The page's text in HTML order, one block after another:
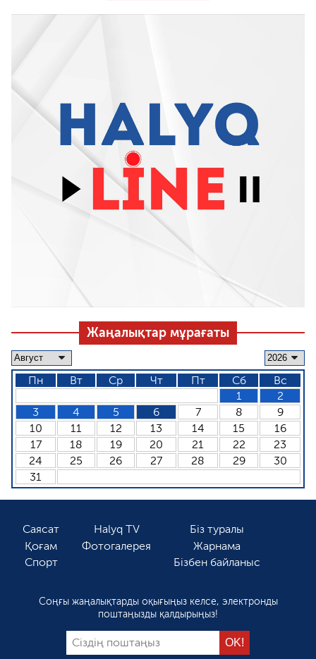
Жаңалықтар мұрағаты
Пн Вт Ср Чт Пт Сб
Вс
1
2
3
4 5 6 7 8
9
10
11 12 13 14 15
16
17
18 19 20 21 22
23
24
25 26 27 28 29
30
31
Саясат
Қоғам
Спорт
Halyq TV
Фотогалерея
Біз туралы
Жарнама
Бізбен байланыс
Соңғы жаңалықтарды оқығыңыз келсе, электронды
поштаңызды қалдырыңыз!